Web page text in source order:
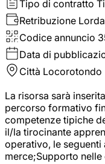
Tipo di contratto
Retribuzione Lorda
Codice annuncio
Data di
Città Locorotondo
La risorsa sarà
percorso formativo
competenze tipiche
il/la tirocinante
operativo, le
merce;Supporto